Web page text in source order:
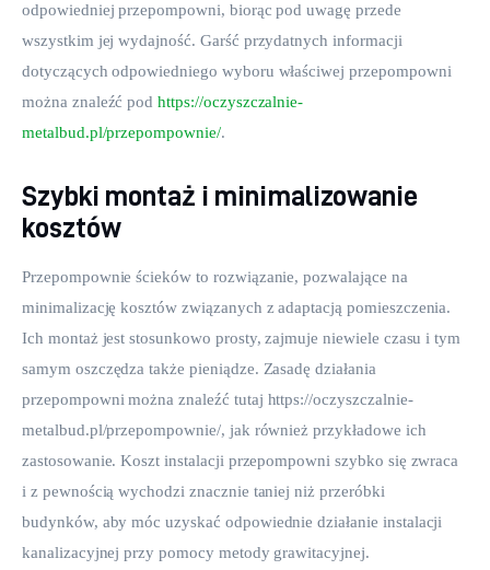
odpowiedniej przepompowni, biorąc pod uwagę przede
wszystkim jej wydajność. Garść przydatnych informacji
dotyczących odpowiedniego wyboru właściwej przepompowni
można znaleźć pod https://oczyszczalnie-
metalbud.pl/przepompownie/.
Szybki montaż i minimalizowanie
kosztów
Przepompownie ścieków to rozwiązanie, pozwalające na
minimalizację kosztów związanych z adaptacją pomieszczenia.
Ich montaż jest stosunkowo prosty, zajmuje niewiele czasu i tym
samym oszczędza także pieniądze. Zasadę działania
przepompowni można znaleźć tutaj https://oczyszczalnie-
metalbud.pl/przepompownie/, jak również przykładowe ich
zastosowanie. Koszt instalacji przepompowni szybko się zwraca
i z pewnością wychodzi znacznie taniej niż przeróbki
budynków, aby móc uzyskać odpowiednie działanie instalacji
kanalizacyjnej przy pomocy metody grawitacyjnej.